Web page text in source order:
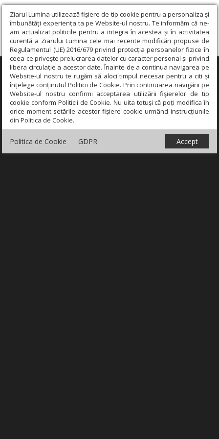
Ziarul Lumina utilizează fişiere de tip cookie pentru a personaliza și
îmbunătăți experiența ta pe Website-ul nostru. Te informăm că ne-
am actualizat politicile pentru a integra în acestea și în activitatea
curentă a Ziarului Lumina cele mai recente modificări propuse de
Regulamentul (UE) 2016/679 privind protecția persoanelor fizice în
ceea ce privește prelucrarea datelor cu caracter personal și privind
libera circulație a acestor date. Înainte de a continua navigarea pe
Website-ul nostru te rugăm să aloci timpul necesar pentru a citi și
înțelege conținutul Politicii de Cookie. Prin continuarea navigării pe
Website-ul nostru confirmi acceptarea utilizării fişierelor de tip
cookie conform Politicii de Cookie. Nu uita totuși că poți modifica în
orice moment setările acestor fişiere cookie urmând instrucțiunile
din Politica de Cookie.
Politica de Cookie GDPR Accept
×